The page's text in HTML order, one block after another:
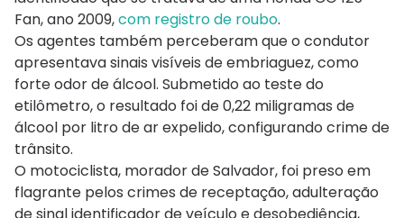
Fan, ano 2009,com registro de roubo.
Os agentes também perceberam que o condutor
apresentava sinais visíveis de embriaguez, como
forte odor de álcool. Submetido ao teste do
etilômetro, o resultado foi de 0,22 miligramas de
álcool por litro de ar expelido, configurando crime de
trânsito.
O motociclista, morador de Salvador, foi preso em
flagrante pelos crimes de receptação, adulteração